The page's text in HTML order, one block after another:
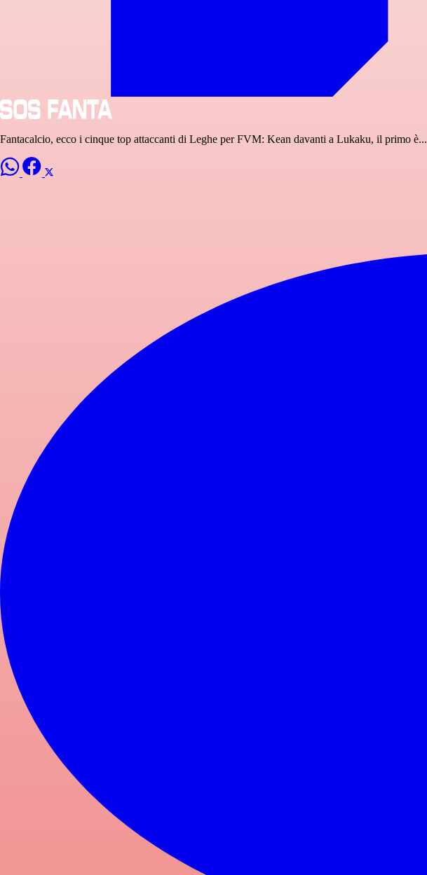
Fantacalcio, ecco i cinque top attaccanti di Leghe per FVM: Kean davanti a Lukaku, il primo è...